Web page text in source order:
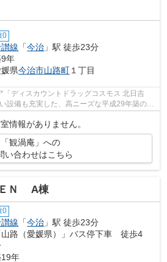
0
線 「今治 」駅 徒歩23分
年
県今治市山路町 １丁目
ディスカウントドラッグコスモス 北日吉
設備も充実した、高ニーズな平成29年築の物
いコンパク...
情報がありません。
「観渦庵」への
い合わせはこちら
ＥＮ A棟
0
線 「今治 」駅 徒歩23分
山路（愛媛県）」バス停下車 徒歩4
年